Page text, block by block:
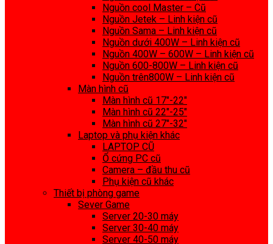
Nguồn cool Master – Cũ
Nguồn Jetek – Linh kiện cũ
Nguồn Sama – Linh kiện cũ
Nguồn dưới 400W – Linh kiện cũ
Nguồn 400W – 600W – Linh kiện cũ
Nguồn 600-800W – Linh kiện cũ
Nguồn trên800W – Linh kiện cũ
Màn hình cũ
Màn hình cũ 17″-22″
Màn hình cũ 22″-25″
Màn hình cũ 27″-32″
Laptop và phụ kiện khác
LAPTOP CŨ
Ổ cứng PC cũ
Camera – đầu thu cũ
Phụ kiện cũ khác
Thiết bị phòng game
Sever Game
Server 20-30 máy
Server 30-40 máy
Server 40-50 máy